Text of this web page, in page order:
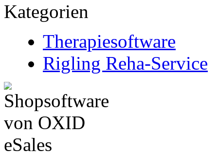
Kategorien
Therapiesoftware
Rigling Reha-Service